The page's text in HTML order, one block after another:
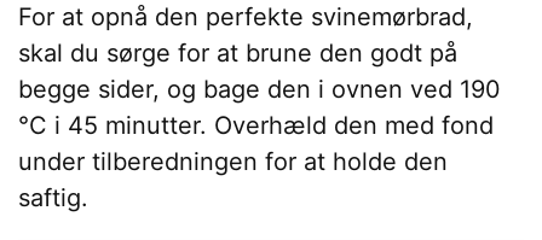
For at opnå den perfekte svinemørbrad,
skal du sørge for at brune den godt på
begge sider, og bage den i ovnen ved 190
°C i 45 minutter. Overhæld den med fond
under tilberedningen for at holde den
saftig.